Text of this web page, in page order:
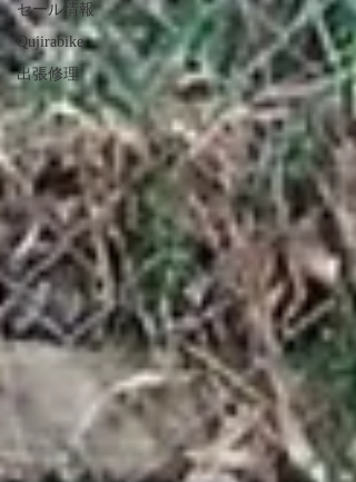
セール情報
Qujirabike
出張修理